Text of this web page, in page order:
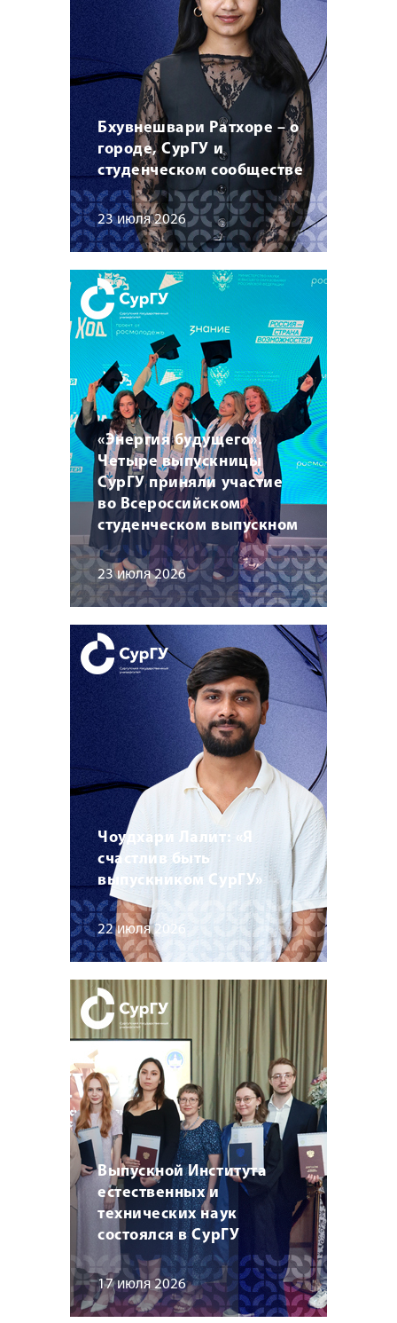
Бхувнешвари Ратхоре – о
городе, СурГУ и
студенческом сообществе
23 июля 2026
«Энергия будущего».
Четыре выпускницы
СурГУ приняли участие
во Всероссийском
студенческом выпускном
23 июля 2026
Чоудхари Лалит: «Я
счастлив быть
выпускником СурГУ»
22 июля 2026
Выпускной Института
естественных и
технических наук
состоялся в СурГУ
17 июля 2026